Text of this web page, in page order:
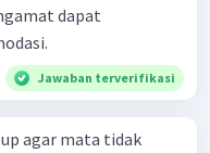
dapat
Jawaban terverifikasi
agar mata tidak